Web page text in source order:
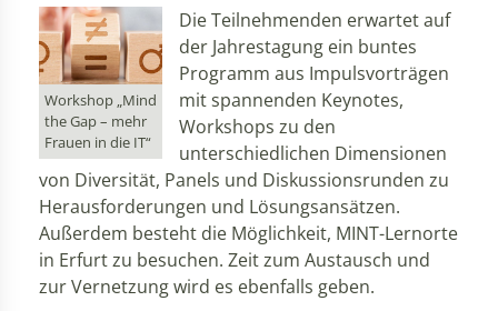
Workshop „Mind
the Gap – mehr
Frauen in die IT“
Die Teilnehmenden erwartet auf
der Jahrestagung ein buntes
Programm aus Impulsvorträgen
mit spannenden Keynotes,
Workshops zu den
unterschiedlichen Dimensionen
von Diversität, Panels und Diskussionsrunden zu
Herausforderungen und Lösungsansätzen.
Außerdem besteht die Möglichkeit, MINT-Lernorte
in Erfurt zu besuchen. Zeit zum Austausch und
zur Vernetzung wird es ebenfalls geben.